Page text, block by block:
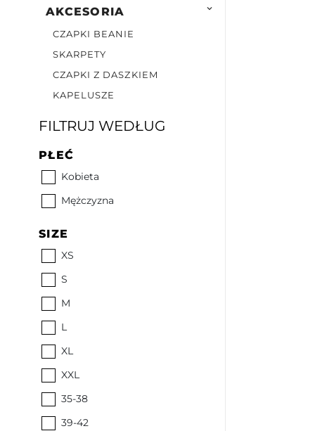
AKCESORIA 
CZAPKI BEANIE
SKARPETY
CZAPKI Z DASZKIEM
KAPELUSZE
FILTRUJ WEDŁUG
PŁEĆ
Kobieta
Mężczyzna
SIZE
XS
S
M
L
XL
XXL
35-38
39-42